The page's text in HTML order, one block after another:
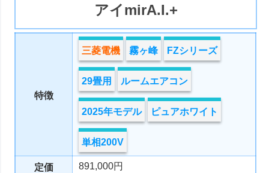
アイmirA.I.+
特徴
三菱電機 霧ヶ峰 FZシリーズ
29畳用 ルームエアコン
2025年モデル ピュアホワイト
単相200V
定価 891,000円